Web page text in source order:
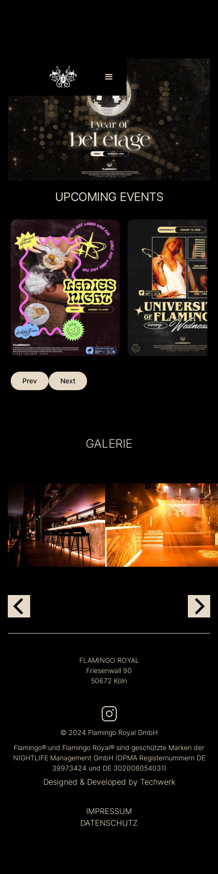
UPCOMING EVENTS
Prev Next
GALERIE
FLAMINGO ROYAL
Friesenwall 90
50672 Köln
© 2024 Flamingo Royal GmbH
Flamingo® und Flamingo Royal® sind geschützte Marken der
NIGHTLIFE Management GmbH (DPMA Registernummern DE
39973424 und DE 302008054031)
Designed & Developed by Techwerk
IMPRESSUM
DATENSCHUTZ